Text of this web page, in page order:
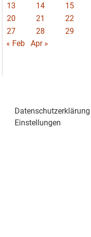
13
14 15
20
21 22
27
28 29
« Feb
Apr »
Datenschutzerklärung
Einstellungen